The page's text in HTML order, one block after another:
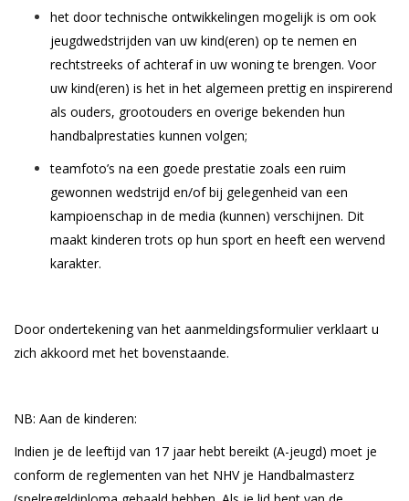
het door technische ontwikkelingen mogelijk is om ook
jeugdwedstrijden van uw kind(eren) op te nemen en
rechtstreeks of achteraf in uw woning te brengen. Voor
uw kind(eren) is het in het algemeen prettig en inspirerend
als ouders, grootouders en overige bekenden hun
handbalprestaties kunnen volgen;
teamfoto’s na een goede prestatie zoals een ruim
gewonnen wedstrijd en/of bij gelegenheid van een
kampioenschap in de media (kunnen) verschijnen. Dit
maakt kinderen trots op hun sport en heeft een wervend
karakter.
Door ondertekening van het aanmeldingsformulier verklaart u
zich akkoord met het bovenstaande.
NB: Aan de kinderen:
Indien je de leeftijd van 17 jaar hebt bereikt (A-jeugd) moet je
conform de reglementen van het NHV je Handbalmasterz